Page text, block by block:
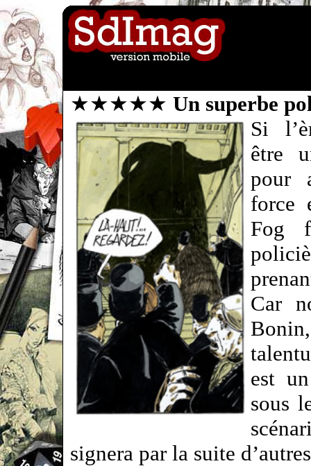
★★★★★ Un superbe
Si
être
pour
force
Fog
Car
est
sous
signera par la suite